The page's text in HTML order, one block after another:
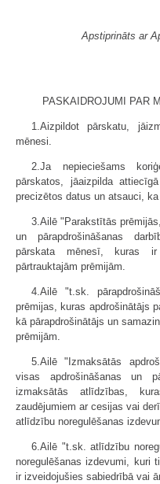
Apstiprināts ar
PASKAIDROJUMI PAR
1.Aizpildot pārskatu,
mēnesi.
2.Ja nepieciešams
pārskatos, jāaizpilda
precizētos datus un atsauci,
3.Ailē "Parakstītās
un pārapdrošināšanas
pārskata mēnesī, kuras
pārtrauktajām prēmijām.
4.Ailē "t.sk.
prēmijas, kuras apdrošinātājs
kā pārapdrošinātājs un
prēmijām.
5.Ailē "Izmaksātās
visas apdrošināšanas un
izmaksātās atlīdzības,
zaudējumiem ar cesijas vai
atlīdzību noregulēšanas
6.Ailē "t.sk. atlīdzību
noregulēšanas izdevumi, kuri
ir izveidojušies sabiedrībā vai